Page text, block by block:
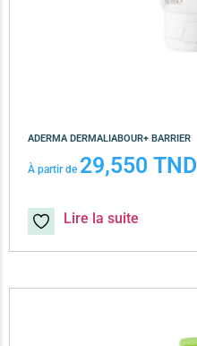
ADERMA DERMALIABOUR+ BARRIER
À partir de 29,550 TND
Lire la suite